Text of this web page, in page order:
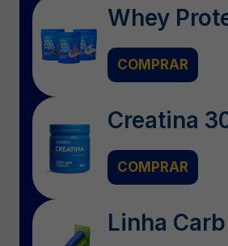
Whey
COMPRAR
Creatina
COMPRAR
Linha